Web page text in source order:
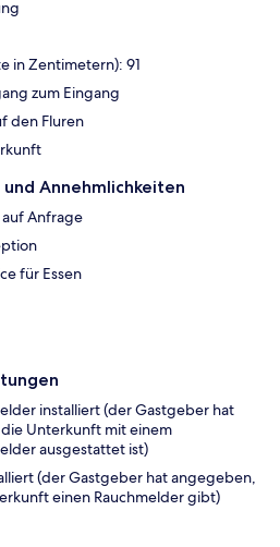
in Zentimetern): 91
zum Eingang
den Fluren
Annehmlichkeiten
Anfrage
für Essen
installiert (der Gastgeber hat
Unterkunft mit einem
ausgestattet ist)
(der Gastgeber hat angegeben,
einen Rauchmelder gibt)